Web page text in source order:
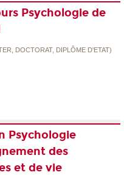
Psychologie de
DOCTORAT, DIPLÔME D'ETAT)
Psychologie
des
et de vie